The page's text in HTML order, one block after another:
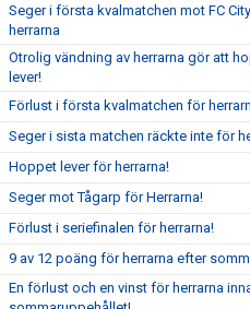
Seger i första kvalmatchen mot FC
herrarna
Otrolig vändning av herrarna gör att
lever!
Förlust i första kvalmatchen för
Seger i sista matchen räckte inte för
Hoppet lever för herrarna!
Seger mot Tågarp för Herrarna!
Förlust i seriefinalen för herrarna!
9 av 12 poäng för herrarna efter
En förlust och en vinst för herrarna